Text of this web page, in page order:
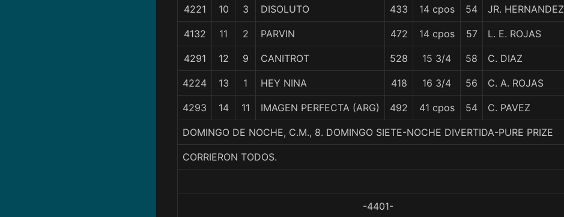
4221 10 3 DISOLUTO 433 14 cpos 54 JR. HERNANDEZ
4132 11 2 PARVIN 472 14 cpos 57 L. E. ROJAS
4291 12 9 CANITROT 528 15 3/4 58 C. DIAZ
4224 13 1 HEY NINA 418 16 3/4 56 C. A. ROJAS
4293 14 11 IMAGEN PERFECTA (ARG) 492 41 cpos 54 C. PAVEZ
DOMINGO DE NOCHE, C.M., 8. DOMINGO SIETE-NOCHE DIVERTIDA-PURE PRIZE
CORRIERON TODOS.
-4401-